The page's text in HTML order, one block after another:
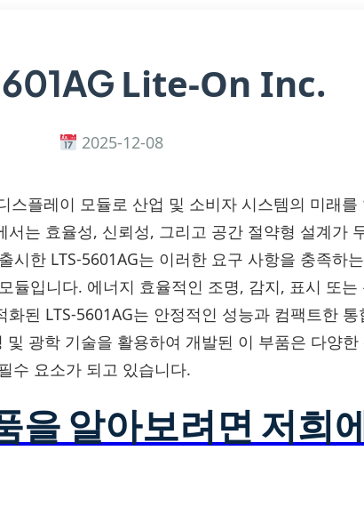
Lite-On Inc.
2025-12-08
스플레이 모듈로 산업 및 소비자 시스템의 미래를
서는 효율성, 신뢰성, 그리고 공간 절약형 설계가
시한 LTS-5601AG는 이러한 요구 사항을 충족하
듈입니다. 에너지 효율적인 조명, 감지, 표시 또는
된 LTS-5601AG는 안정적인 성능과 컴팩트한 통
광학 기술을 활용하여 개발된 이 부품은 다양한
수 요소가 되고 있습니다.
을 알아보려면 저희